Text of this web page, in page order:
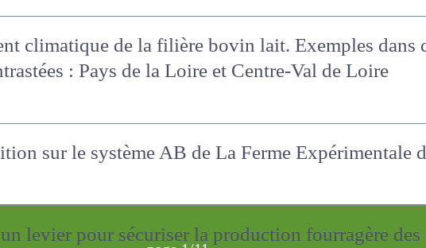
climatique de la filière bovin lait. Exemples
: Pays de la Loire et Centre-Val de Loire
sur le système AB de La Ferme Expérimentale
levier pour sécuriser la production fourragère